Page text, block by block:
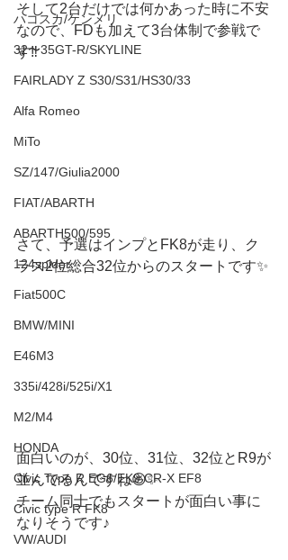
ハコスカ/ケンメリ
32〜35GT-R/SKYLINE
FAIRLADY Z S30/S31/HS30/33
Alfa Romeo
MiTo
SZ/147/Giulia2000
FIAT/ABARTH
ABARTH500/595
124spider
Fiat500C
BMW/MINI
E46M3
335i/428i/525i/X1
M2/M4
HONDA
Civic Type R EG6/EK9 CR-X EF8
Civic type R FK8
VW/AUDI
そして2台だけでは何かあった時に不安
なので、FDも加えて3台体制で参戦で
す‼️
さて、予選はインプとFK8が走り、ク
ラス2位総合32位からのスタートです✨
面白いのが、30位、31位、32位とR9が
並んでるんですね😆✨
チーム同士でもスタートが面白い事に
なりそうです♪